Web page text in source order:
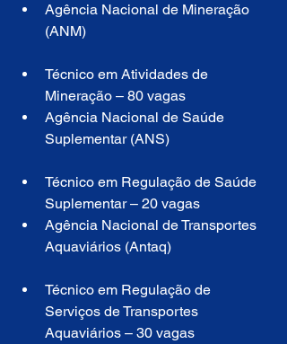
Agência Nacional de Mineração
(ANM)
Técnico em Atividades de
Mineração – 80 vagas
Agência Nacional de Saúde
Suplementar (ANS)
Técnico em Regulação de Saúde
Suplementar – 20 vagas
Agência Nacional de Transportes
Aquaviários (Antaq)
Técnico em Regulação de
Serviços de Transportes
Aquaviários – 30 vagas